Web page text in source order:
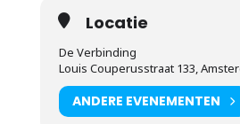
Locatie
De Verbinding
Louis Couperusstraat 133,
ANDERE EVENEMENTEN